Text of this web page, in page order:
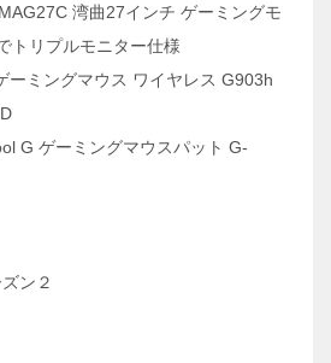
湾曲27インチ ゲーミングモ
トリプルモニター仕様
ミングマウス ワイヤレス G903h
G ゲーミングマウスパット G-
ン２